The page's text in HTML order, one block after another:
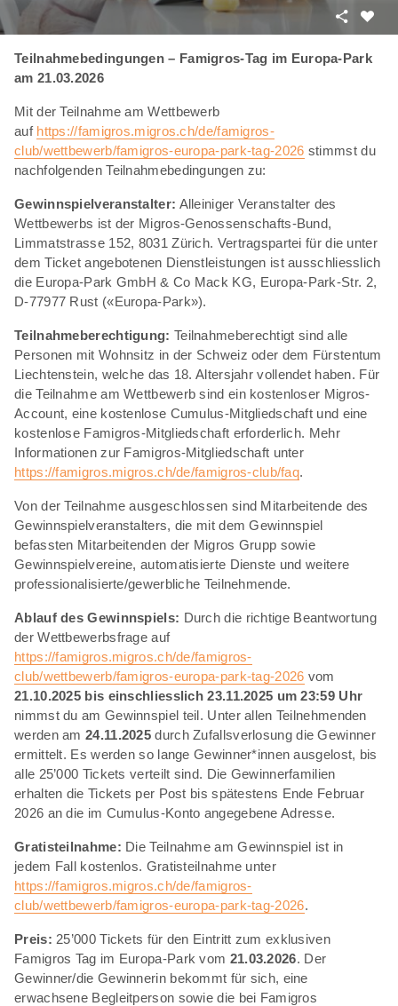
Teilen
Teilnahmebedingungen – Famigros-Tag im Europa-Park
am 21.03.2026
Mit der Teilnahme am Wettbewerb
auf https://famigros.migros.ch/de/famigros-
club/wettbewerb/famigros-europa-park-tag-2026 stimmst du
nachfolgenden Teilnahmebedingungen zu:
Gewinnspielveranstalter: Alleiniger Veranstalter des
Wettbewerbs ist der Migros-Genossenschafts-Bund,
Limmatstrasse 152, 8031 Zürich. Vertragspartei für die unter
dem Ticket angebotenen Dienstleistungen ist ausschliesslich
die Europa-Park GmbH & Co Mack KG, Europa-Park-Str. 2,
D-77977 Rust («Europa-Park»).
Teilnahmeberechtigung: Teilnahmeberechtigt sind alle
Personen mit Wohnsitz in der Schweiz oder dem Fürstentum
Liechtenstein, welche das 18. Altersjahr vollendet haben. Für
die Teilnahme am Wettbewerb sind ein kostenloser Migros-
Account, eine kostenlose Cumulus-Mitgliedschaft und eine
kostenlose Famigros-Mitgliedschaft erforderlich. Mehr
Informationen zur Famigros-Mitgliedschaft unter
https://famigros.migros.ch/de/famigros-club/faq.
Von der Teilnahme ausgeschlossen sind Mitarbeitende des
Gewinnspielveranstalters, die mit dem Gewinnspiel
befassten Mitarbeitenden der Migros Grupp sowie
Gewinnspielvereine, automatisierte Dienste und weitere
professionalisierte/gewerbliche Teilnehmende.
Ablauf des Gewinnspiels: Durch die richtige Beantwortung
der Wettbewerbsfrage auf
https://famigros.migros.ch/de/famigros-
club/wettbewerb/famigros-europa-park-tag-2026 vom
21.10.2025 bis einschliesslich 23.11.2025 um 23:59 Uhr
nimmst du am Gewinnspiel teil. Unter allen Teilnehmenden
werden am 24.11.2025 durch Zufallsverlosung die Gewinner
ermittelt. Es werden so lange Gewinner*innen ausgelost, bis
alle 25’000 Tickets verteilt sind. Die Gewinnerfamilien
erhalten die Tickets per Post bis spätestens Ende Februar
2026 an die im Cumulus-Konto angegebene Adresse.
Gratisteilnahme: Die Teilnahme am Gewinnspiel ist in
jedem Fall kostenlos. Gratisteilnahme unter
https://famigros.migros.ch/de/famigros-
club/wettbewerb/famigros-europa-park-tag-2026.
Preis: 25’000 Tickets für den Eintritt zum exklusiven
Famigros Tag im Europa-Park vom 21.03.2026. Der
Gewinner/die Gewinnerin bekommt für sich, eine
erwachsene Begleitperson sowie die bei Famigros